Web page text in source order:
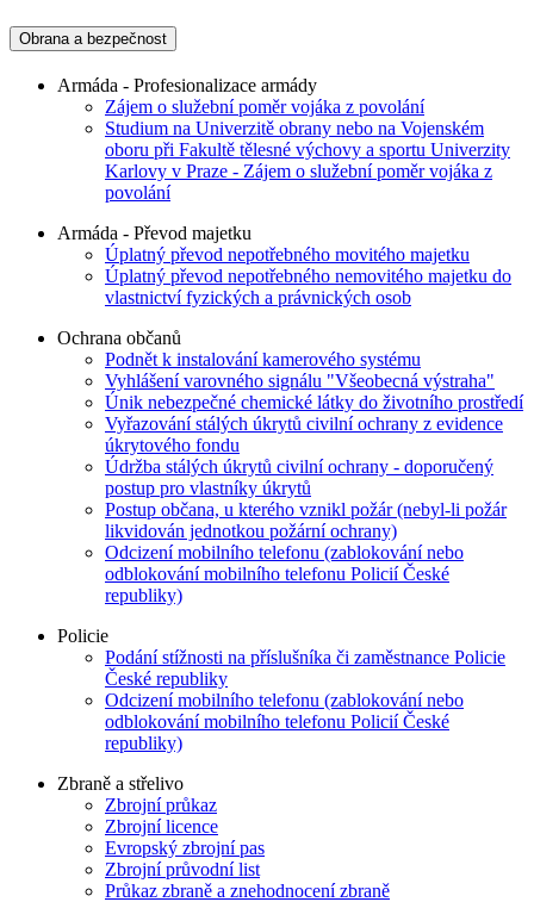
Obrana a bezpečnost
Armáda - Profesionalizace armády
Zájem o služební poměr vojáka z povolání
Studium na Univerzitě obrany nebo na Vojenském
oboru při Fakultě tělesné výchovy a sportu Univerzity
Karlovy v Praze - Zájem o služební poměr vojáka z
povolání
Armáda - Převod majetku
Úplatný převod nepotřebného movitého majetku
Úplatný převod nepotřebného nemovitého majetku do
vlastnictví fyzických a právnických osob
Ochrana občanů
Podnět k instalování kamerového systému
Vyhlášení varovného signálu "Všeobecná výstraha"
Únik nebezpečné chemické látky do životního prostředí
Vyřazování stálých úkrytů civilní ochrany z evidence
úkrytového fondu
Údržba stálých úkrytů civilní ochrany - doporučený
postup pro vlastníky úkrytů
Postup občana, u kterého vznikl požár (nebyl-li požár
likvidován jednotkou požární ochrany)
Odcizení mobilního telefonu (zablokování nebo
odblokování mobilního telefonu Policií České
republiky)
Policie
Podání stížnosti na příslušníka či zaměstnance Policie
České republiky
Odcizení mobilního telefonu (zablokování nebo
odblokování mobilního telefonu Policií České
republiky)
Zbraně a střelivo
Zbrojní průkaz
Zbrojní licence
Evropský zbrojní pas
Zbrojní průvodní list
Průkaz zbraně a znehodnocení zbraně